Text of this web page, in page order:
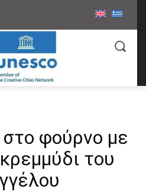
φούρνο με
του